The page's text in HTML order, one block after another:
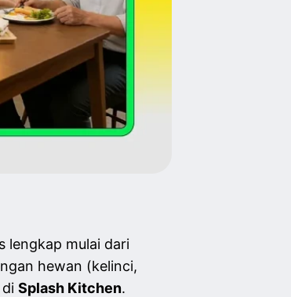
lengkap mulai dari
hewan (kelinci,
Splash Kitchen.